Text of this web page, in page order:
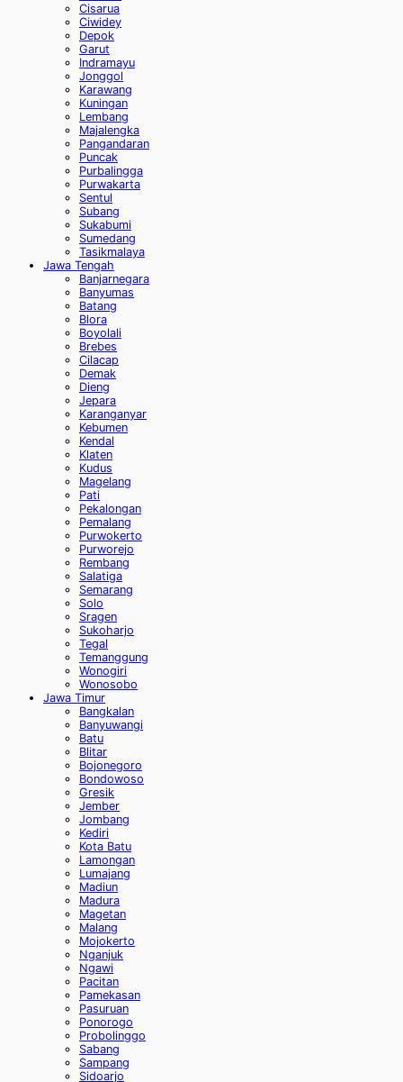
Cisarua
Ciwidey
Depok
Garut
Indramayu
Jonggol
Karawang
Kuningan
Lembang
Majalengka
Pangandaran
Puncak
Purbalingga
Purwakarta
Sentul
Subang
Sukabumi
Sumedang
Tasikmalaya
Jawa Tengah
Banjarnegara
Banyumas
Batang
Blora
Boyolali
Brebes
Cilacap
Demak
Dieng
Jepara
Karanganyar
Kebumen
Kendal
Klaten
Kudus
Magelang
Pati
Pekalongan
Pemalang
Purwokerto
Purworejo
Rembang
Salatiga
Semarang
Solo
Sragen
Sukoharjo
Tegal
Temanggung
Wonogiri
Wonosobo
Jawa Timur
Bangkalan
Banyuwangi
Batu
Blitar
Bojonegoro
Bondowoso
Gresik
Jember
Jombang
Kediri
Kota Batu
Lamongan
Lumajang
Madiun
Madura
Magetan
Malang
Mojokerto
Nganjuk
Ngawi
Pacitan
Pamekasan
Pasuruan
Ponorogo
Probolinggo
Sabang
Sampang
Sidoarjo